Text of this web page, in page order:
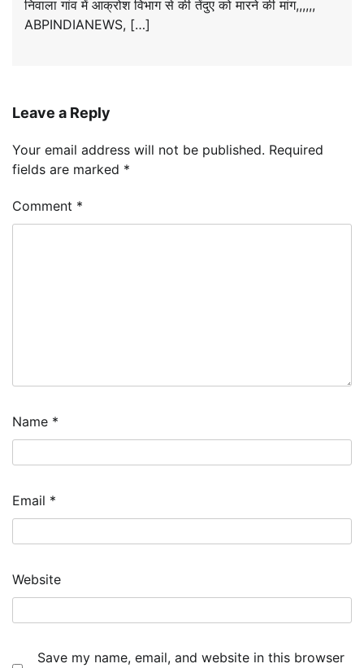
निवाला गांव में आक्रोश विभाग से की तेंदुए को मारने की मांग,,,,,,
ABPINDIANEWS, […]
Leave a Reply
Your email address will not be published. Required
fields are marked *
Comment *
Name *
Email *
Website
Save my name, email, and website in this browser